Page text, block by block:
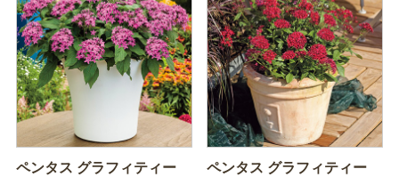
ペンタス グラフィティー
ペンタス グラフィティー